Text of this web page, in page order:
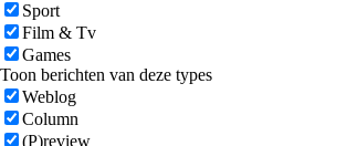
Sport
Film & Tv
Games
Toon berichten van deze types
Weblog
Column
(P)review